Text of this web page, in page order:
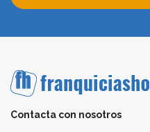
Contacta con nosotros